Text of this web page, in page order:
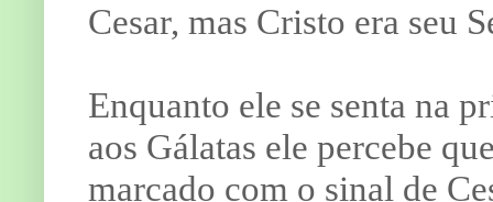
Cesar, mas Cristo era seu
Enquanto ele se senta na
aos Gálatas ele percebe
marcado com o sinal de